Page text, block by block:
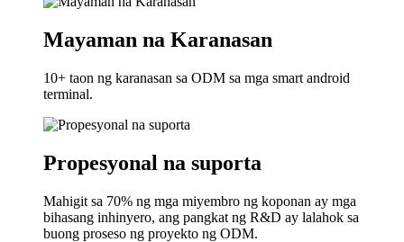
Mayaman na Karanasan
10+ taon ng karanasan sa ODM sa mga smart android
terminal.
Propesyonal na suporta
Mahigit sa 70% ng mga miyembro ng koponan ay mga
bihasang inhinyero, ang pangkat ng R&D ay lalahok sa
buong proseso ng proyekto ng ODM.